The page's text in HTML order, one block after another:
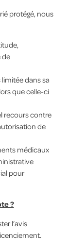
protégé, nous
de
dans sa
que celle-ci
recours contre
de
médicaux
pour
?
l’avis